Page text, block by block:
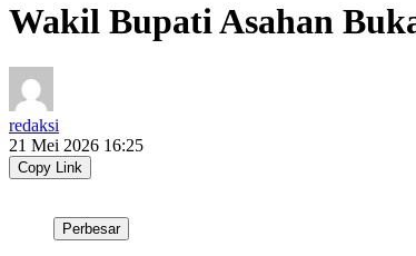
Wakil Bupati Asahan
redaksi
21 Mei 2026 16:25
Copy Link
Perbesar